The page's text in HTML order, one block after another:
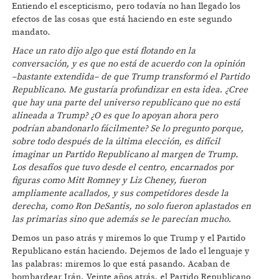
Entiendo el escepticismo, pero todavía no han llegado los
efectos de las cosas que está haciendo en este segundo
mandato.
Hace un rato dijo algo que está flotando en la
conversación, y es que no está de acuerdo con la opinión
–bastante extendida– de que Trump transformó el Partido
Republicano. Me gustaría profundizar en esta idea. ¿Cree
que hay una parte del universo republicano que no está
alineada a Trump? ¿O es que lo apoyan ahora pero
podrían abandonarlo fácilmente? Se lo pregunto porque,
sobre todo después de la última elección, es difícil
imaginar un Partido Republicano al margen de Trump.
Los desafíos que tuvo desde el centro, encarnados por
figuras como Mitt Romney y Liz Cheney, fueron
ampliamente acallados, y sus competidores desde la
derecha, como Ron DeSantis, no solo fueron aplastados en
las primarias sino que además se le parecían mucho.
Demos un paso atrás y miremos lo que Trump y el Partido
Republicano están haciendo. Dejemos de lado el lenguaje y
las palabras: miremos lo que está pasando. Acaban de